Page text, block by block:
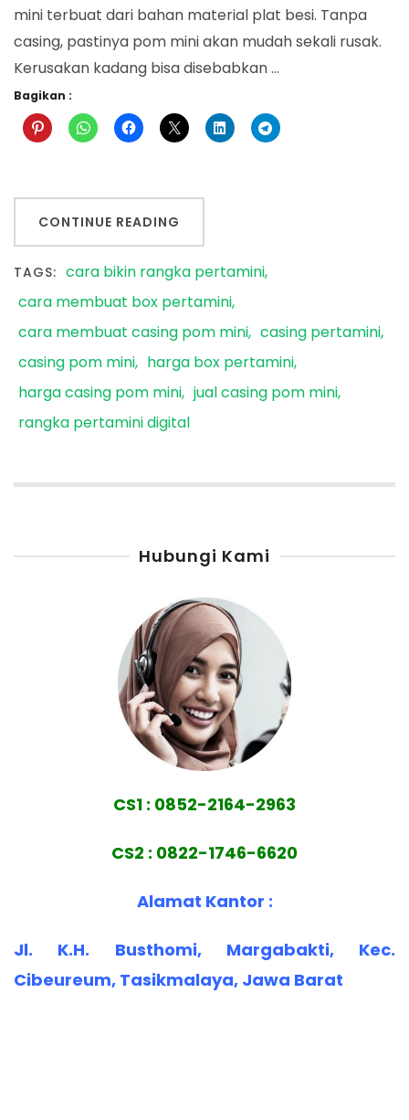
mini terbuat dari bahan material plat besi. Tanpa
casing, pastinya pom mini akan mudah sekali rusak.
Kerusakan kadang bisa disebabkan …
Bagikan :
CONTINUE READING
TAGS: cara bikin rangka pertamini
cara membuat box pertamini
cara membuat casing pom mini casing pertamini
casing pom mini
harga box pertamini
harga casing pom mini jual casing pom mini
rangka pertamini digital
Hubungi Kami
CS1 : 0852-2164-2963
CS2 : 0822-1746-6620
Alamat Kantor :
Jl. K.H. Busthomi, Margabakti, Kec.
Cibeureum, Tasikmalaya, Jawa Barat